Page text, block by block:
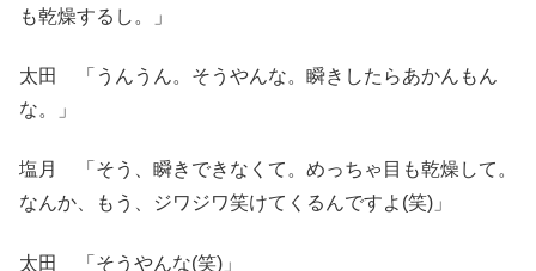
も乾燥するし。」
太田 「うんうん。そうやんな。瞬きしたらあかんもん
な。」
塩月 「そう、瞬きできなくて。めっちゃ目も乾燥して。
なんか、もう、ジワジワ笑けてくるんですよ(笑)」
太田 「そうやんな(笑)」